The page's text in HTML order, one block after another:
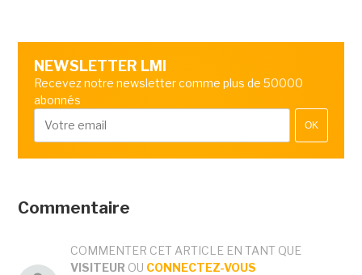
NEWSLETTER LMI
Recevez notre newsletter comme plus de 50000
abonnés
OK
Commentaire
COMMENTER CET ARTICLE EN TANT QUE
VISITEUR OU CONNECTEZ-VOUS